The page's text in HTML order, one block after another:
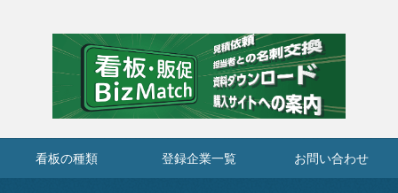
看板の種類 登録企業一覧 お問い合わせ